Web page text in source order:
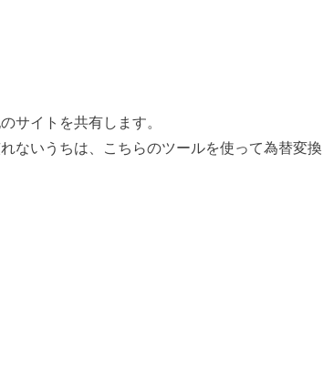
サイトを共有します。
ないうちは、こちらのツールを使って為替変換